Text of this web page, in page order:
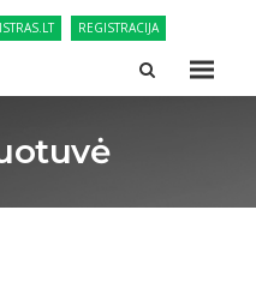
REGISTRACIJA